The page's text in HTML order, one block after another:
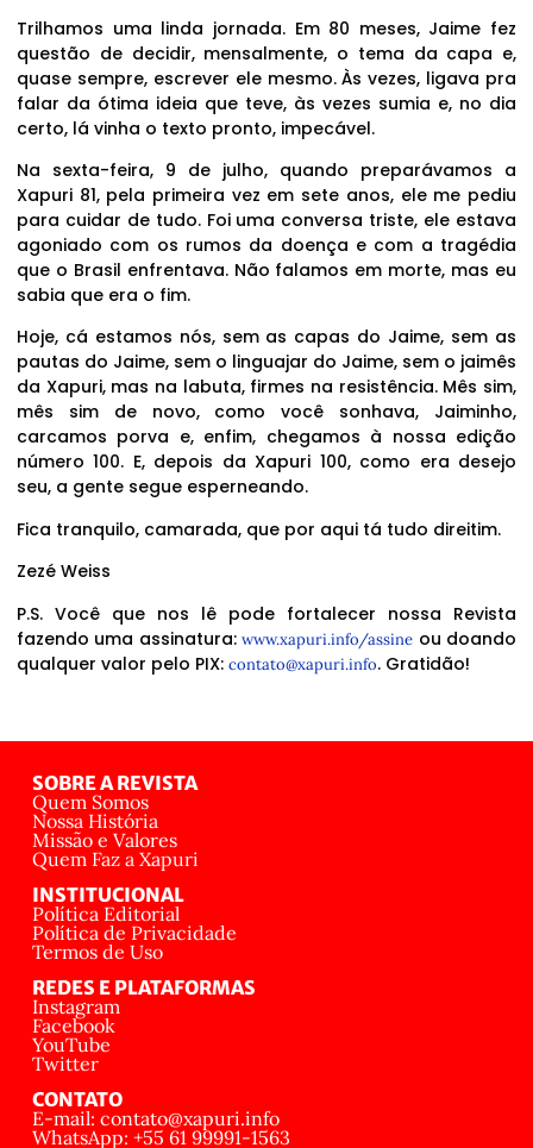
Trilhamos uma linda jornada. Em 80 meses, Jaime fez
questão de decidir, mensalmente, o tema da capa e,
quase sempre, escrever ele mesmo. Às vezes, ligava pra
falar da ótima ideia que teve, às vezes sumia e, no dia
certo, lá vinha o texto pronto, impecável.
Na sexta-feira, 9 de julho, quando preparávamos a
Xapuri 81, pela primeira vez em sete anos, ele me pediu
para cuidar de tudo. Foi uma conversa triste, ele estava
agoniado com os rumos da doença e com a tragédia
que o Brasil enfrentava. Não falamos em morte, mas eu
sabia que era o fim.
Hoje, cá estamos nós, sem as capas do Jaime, sem as
pautas do Jaime, sem o linguajar do Jaime, sem o jaimês
da Xapuri, mas na labuta, firmes na resistência. Mês sim,
mês sim de novo, como você sonhava, Jaiminho,
carcamos porva e, enfim, chegamos à nossa edição
número 100. E, depois da Xapuri 100, como era desejo
seu, a gente segue esperneando.
Fica tranquilo, camarada, que por aqui tá tudo direitim.
Zezé Weiss
P.S. Você que nos lê pode fortalecer nossa Revista
fazendo uma assinatura:www.xapuri.info/assine ou doando
qualquer valor pelo PIX: contato@xapuri.info. Gratidão!
SOBRE A REVISTA
Quem Somos
Nossa História
Missão e Valores
Quem Faz a Xapuri
INSTITUCIONAL
Política Editorial
Política de Privacidade
Termos de Uso
REDES E PLATAFORMAS
Instagram
Facebook
YouTube
Twitter
CONTATO
E-mail: contato@xapuri.info
WhatsApp: +55 61 99991-1563